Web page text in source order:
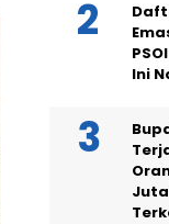
Ini